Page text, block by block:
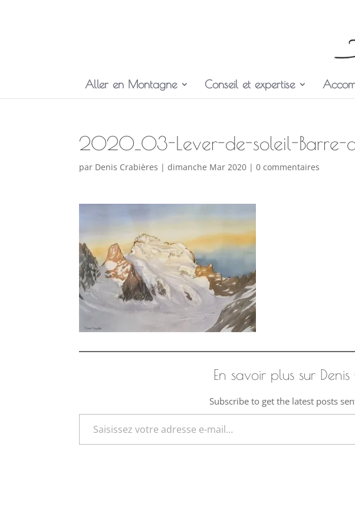
Aller en Montagne Conseil et expertise
2020_03-Lever-de-soleil-Barre-
par Denis Crabières |dimanche Mar 2020 |0 commentaires
En savoir plus sur
Subscribe to get the latest posts
Saisissez votre adresse e-mail…